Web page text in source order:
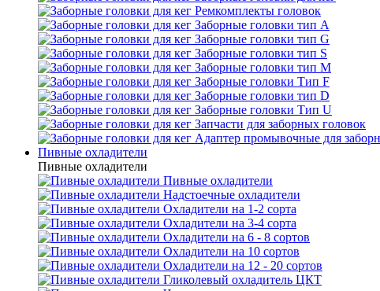
Ремкомплекты головок
Заборные головки тип А
Заборные головки тип G
Заборные головки тип S
Заборные головки тип М
Заборные головки Тип F
Заборные головки тип D
Заборные головки Тип U
Запчасти для заборных головок
Адаптер промывочные для
Пивные охладители
Пивные охладители
Пивные охладители
Надстоечные охладители
Охладители на 1-2 сорта
Охладители на 3-4 сорта
Охладители на 6 - 8 сортов
Охладители на 10 сортов
Охладители на 12 - 20 сортов
Гликолевый охладитель ЦКТ